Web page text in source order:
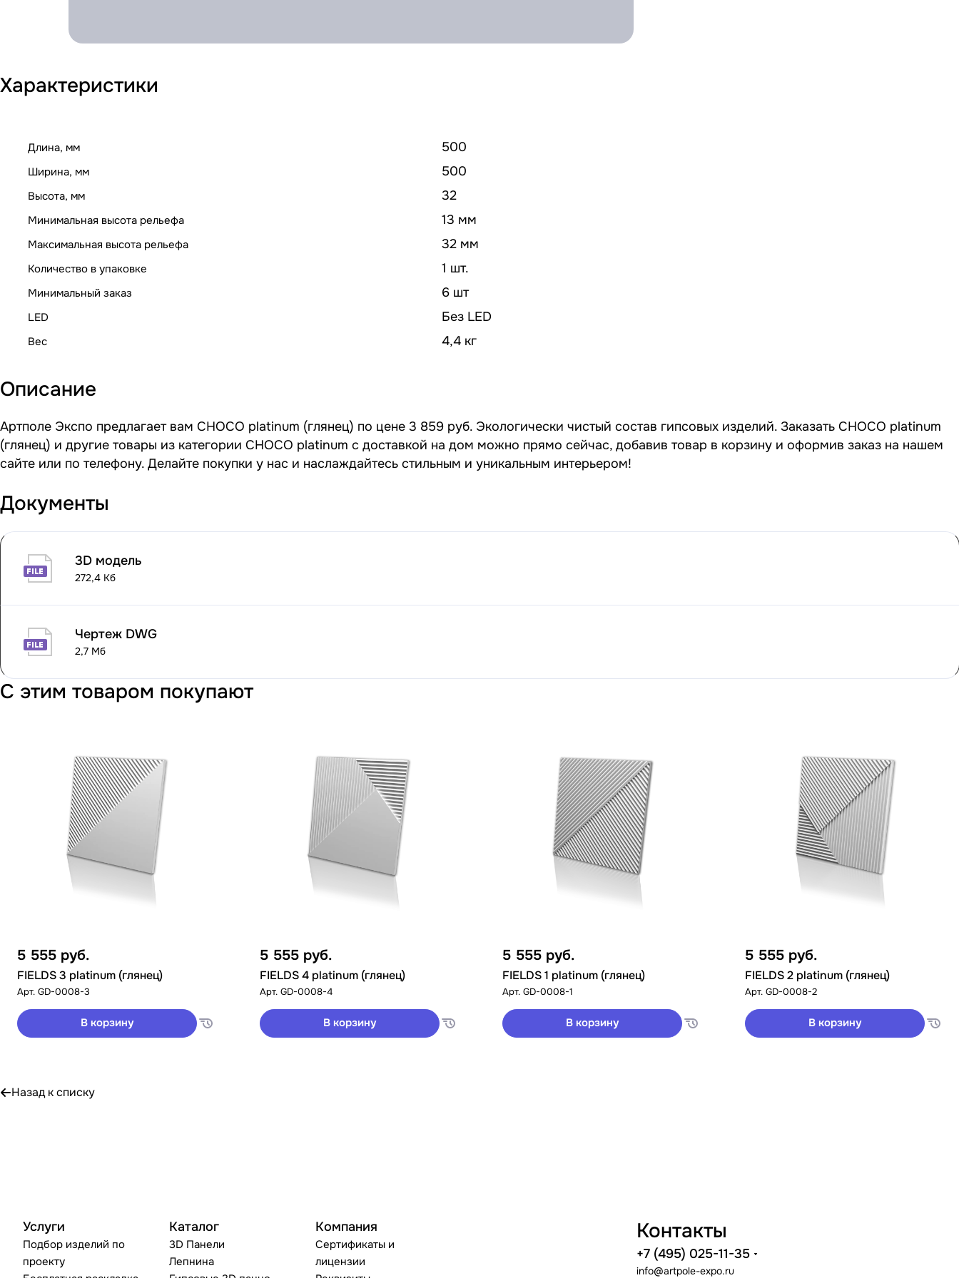
Характеристики
Длина, мм 500
Ширина, мм 500
Высота, мм 32
Минимальная высота рельефа 13 мм
Максимальная высота рельефа 32 мм
Количество в упаковке 1 шт.
Минимальный заказ 6 шт
LED Без LED
Вес 4,4 кг
Описание
Артполе Экспо предлагает вам CHOCO platinum (глянец) по цене 3 859 руб. Экологически чистый состав гипсовых изделий. Заказать CHOCO platinum
(глянец) и другие товары из категории CHOCO platinum с доставкой на дом можно прямо сейчас, добавив товар в корзину и оформив заказ на нашем
сайте или по телефону. Делайте покупки у нас и наслаждайтесь стильным и уникальным интерьером!
Документы
3D модель
272,4 Кб
Чертеж DWG
2,7 Мб
С этим товаром покупают
5 555 руб.
FIELDS 3 platinum (глянец)
Арт. GD-0008-3
В корзину
5 555 руб.
FIELDS 4 platinum (глянец)
Арт. GD-0008-4
В корзину
5 555 руб.
FIELDS 1 platinum (глянец)
Арт. GD-0008-1
В корзину
5 555 руб.
FIELDS 2 platinum (глянец)
Арт. GD-0008-2
В корзину
Назад к списку
Услуги
Подбор изделий по
проекту
Каталог
3D Панели
Лепнина
Компания
Сертификаты и
лицензии
Контакты
+7 (495) 025-11-35
info@artpole-expo.ru